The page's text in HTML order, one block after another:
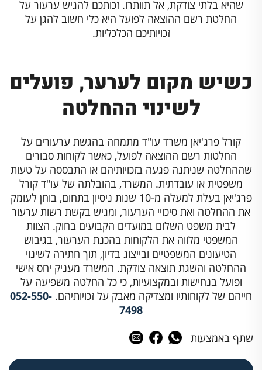
שהיא בלתי צודקת, אל תוותרו. זכותכם להגיש ערעור על
החלטת רשם ההוצאה לפועל היא כלי חשוב להגן על
זכויותיכם הכלכליות.
כשיש מקום לערער, פועלים
לשינוי ההחלטה
קורל פרג'יאן משרד עו"ד מתמחה בהגשת ערעורים על
החלטות רשם ההוצאה לפועל, כאשר לקוחות סבורים
שההחלטה שניתנה פגעה בזכויותיהם או התבססה על טעות
משפטית או עובדתית. המשרד, בהובלתה של עו"ד קורל
פרג'יאן בעלת למעלה מ-10 שנות ניסיון בתחום, בוחן לעומק
את ההחלטה ואת סיכויי הערעור, ומגיש בקשת רשות ערעור
לבית משפט השלום במועדים הקבועים בחוק. הצוות
המשפטי מלווה את הלקוחות בהכנת הערעור, בגיבוש
הטיעונים המשפטיים ובייצוג בדיון, תוך חתירה לשינוי
ההחלטה והשגת תוצאה צודקת. המשרד מעניק יחס אישי
ופועל בנחישות ובמקצועיות, כי כל החלטה משפיעה על
חייהם של לקוחותיו ומצדיקה מאבק על זכויותיהם. 052-550-
7498
שתף באמצעות